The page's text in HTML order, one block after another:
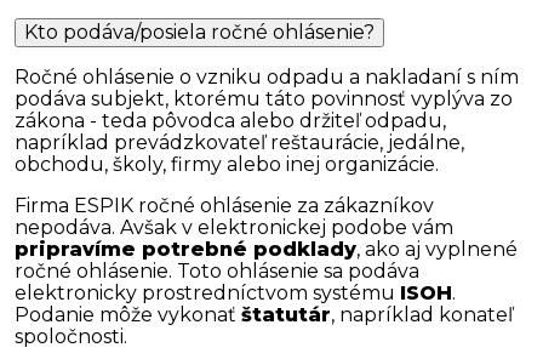
Kto podáva/posiela ročné ohlásenie?
Ročné ohlásenie o vzniku odpadu a nakladaní s ním
podáva subjekt, ktorému táto povinnosť vyplýva zo
zákona - teda pôvodca alebo držiteľ odpadu,
napríklad prevádzkovateľ reštaurácie, jedálne,
obchodu, školy, firmy alebo inej organizácie.
Firma ESPIK ročné ohlásenie za zákazníkov
nepodáva. Avšak v elektronickej podobe vám
pripravíme potrebné podklady, ako aj vyplnené
ročné ohlásenie. Toto ohlásenie sa podáva
elektronicky prostredníctvom systému ISOH.
Podanie môže vykonať štatutár, napríklad konateľ
spoločnosti.